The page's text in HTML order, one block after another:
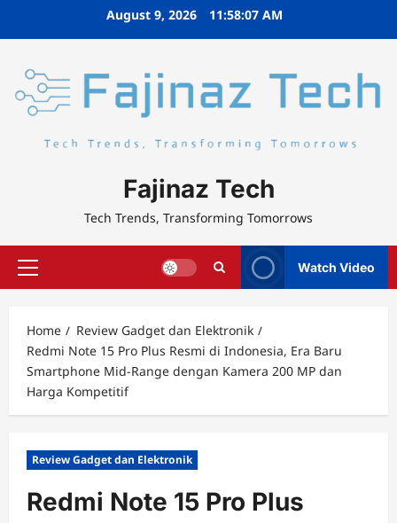
August 9, 2026 11:58:07 AM
Fajinaz Tech
Tech Trends, Transforming Tomorrows
Primary
Watch Video
Home
Review Gadget dan Elektronik
Redmi Note 15 Pro Plus Resmi di Indonesia, Era Baru
Smartphone Mid-Range dengan Kamera 200 MP dan
Harga Kompetitif
Review Gadget dan Elektronik
Redmi Note 15 Pro Plus